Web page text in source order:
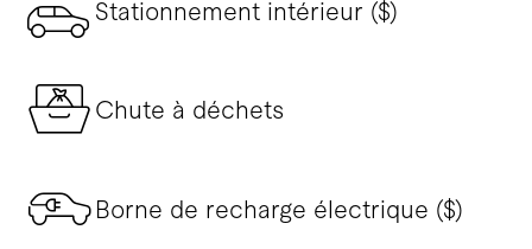
Stationnement intérieur ($)
Chute à déchets
Borne de recharge électrique ($)